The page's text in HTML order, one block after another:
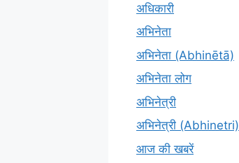
अधिकारी
अभिनेता
अभिनेता (Abhinētā)
अभिनेता लोग
अभिनेत्री
अभिनेत्री (Abhinetri)
आज की खबरें